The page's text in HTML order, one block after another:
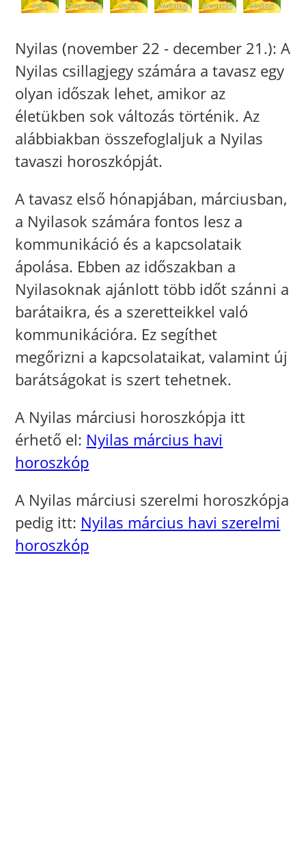
Nyilas (november 22 - december 21.): A
Nyilas csillagjegy számára a tavasz egy
olyan időszak lehet, amikor az
életükben sok változás történik. Az
alábbiakban összefoglaljuk a Nyilas
tavaszi horoszkópját.
A tavasz első hónapjában, márciusban,
a Nyilasok számára fontos lesz a
kommunikáció és a kapcsolataik
ápolása. Ebben az időszakban a
Nyilasoknak ajánlott több időt szánni a
barátaikra, és a szeretteikkel való
kommunikációra. Ez segíthet
megőrizni a kapcsolataikat, valamint új
barátságokat is szert tehetnek.
A Nyilas márciusi horoszkópja itt
érhető el: Nyilas március havi
horoszkóp
A Nyilas márciusi szerelmi horoszkópja
pedig itt: Nyilas március havi szerelmi
horoszkóp